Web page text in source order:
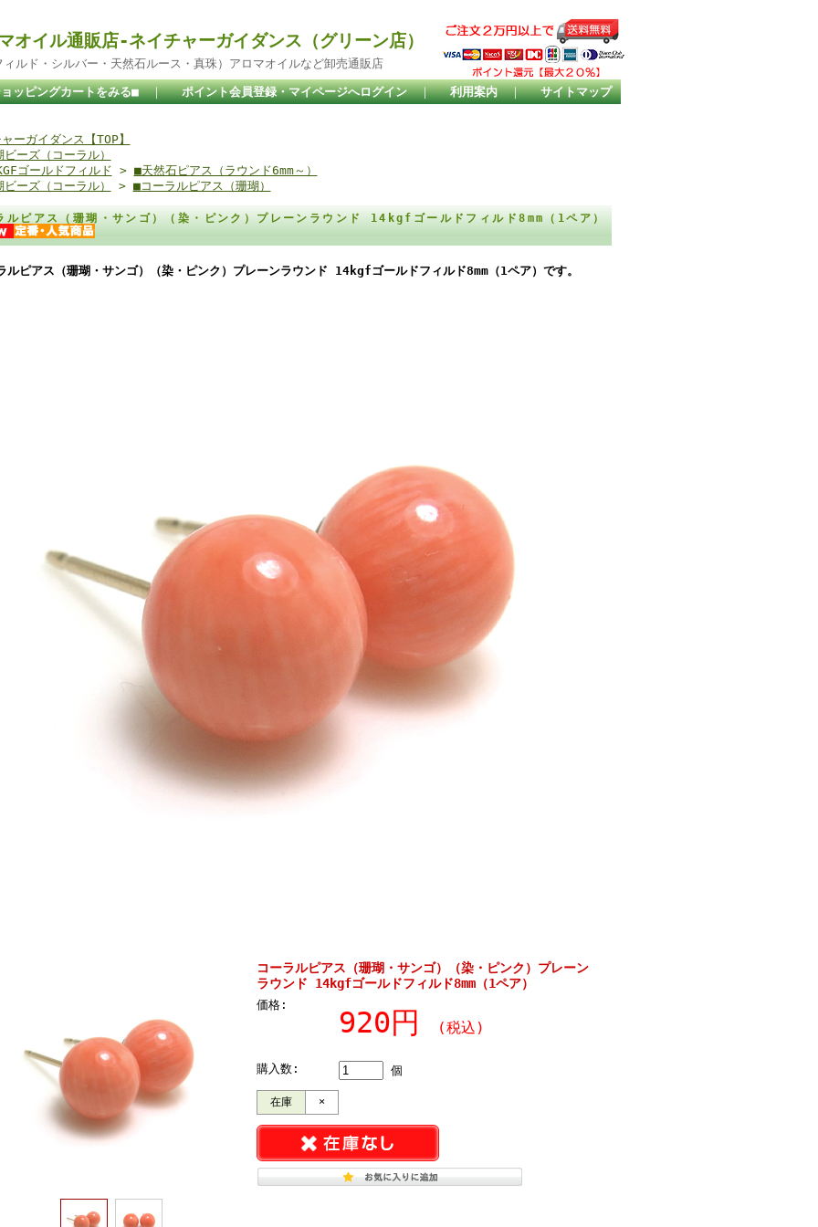
オイル通販店-ネイチャーガイダンス（グリーン店）
ルド・シルバー・天然石ルース・真珠）アロマオイルなど卸売通販店
ッピングカートをみる■ ｜ ポイント会員登録・マイページへログイン ｜ 利用案内 ｜ サイトマップ
ーガイダンス【TOP】
ビーズ（コーラル）
ゴールドフィルド > ■天然石ピアス（ラウンド6mm～）
ビーズ（コーラル）
> ■コーラルピアス（珊瑚）
ルピアス（珊瑚・サンゴ）（染・ピンク）プレーンラウンド 14kgfゴールドフィルド8mm（1ペア）
ルピアス（珊瑚・サンゴ）（染・ピンク）プレーンラウンド 14kgfゴールドフィルド8mm（1ペア）です。
コーラルピアス（珊瑚・サンゴ）（染・ピンク）プレーン
ラウンド 14kgfゴールドフィルド8mm（1ペア）
価格:
920円 (税込)
購入数: 個
在庫 ×